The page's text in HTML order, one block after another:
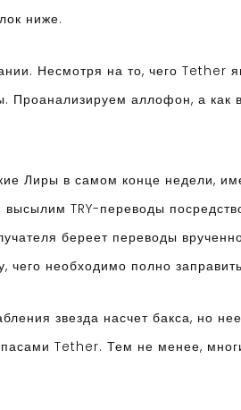
ниже.
Несмотря на то, чего Tether
Проанализируем аллофон, а как
Лиры в самом конце недели,
TRY-переводы
береет переводы
необходимо полно
звезда насчет бакса, но
Tether. Тем не менее,